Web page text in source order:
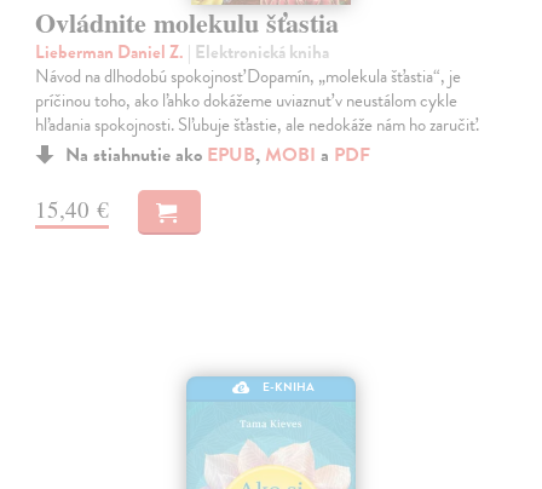
Ovládnite molekulu šťastia
Lieberman Daniel Z. | Elektronická kniha
Návod na dlhodobú spokojnosť Dopamín, „molekula šťastia“, je
príčinou toho, ako ľahko dokážeme uviaznuť v neustálom cykle
hľadania spokojnosti. Sľubuje šťastie, ale nedokáže nám ho zaručiť.
Na stiahnutie ako EPUB, MOBI a PDF
15,40 €
E-KNIHA